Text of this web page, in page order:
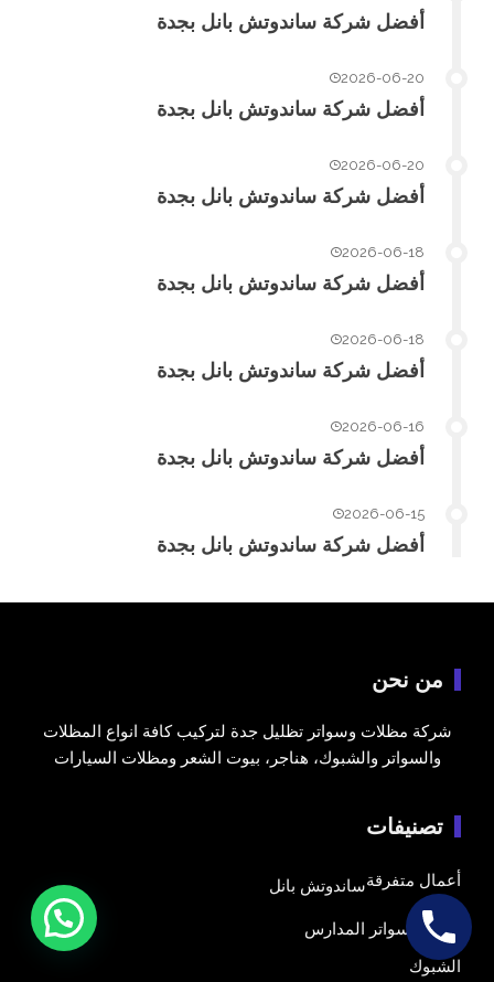
أفضل شركة ساندوتش بانل بجدة
2026-06-20
أفضل شركة ساندوتش بانل بجدة
2026-06-20
أفضل شركة ساندوتش بانل بجدة
2026-06-18
أفضل شركة ساندوتش بانل بجدة
2026-06-18
أفضل شركة ساندوتش بانل بجدة
2026-06-16
أفضل شركة ساندوتش بانل بجدة
2026-06-15
أفضل شركة ساندوتش بانل بجدة
من نحن
شركة مظلات وسواتر تظليل جدة لتركيب كافة انواع المظلات
والسواتر والشبوك، هناجر، بيوت الشعر ومظلات السيارات
تصنيفات
أعمال متفرقةساندوتش بانل
السواتر
سواتر المدارس
الشبوك